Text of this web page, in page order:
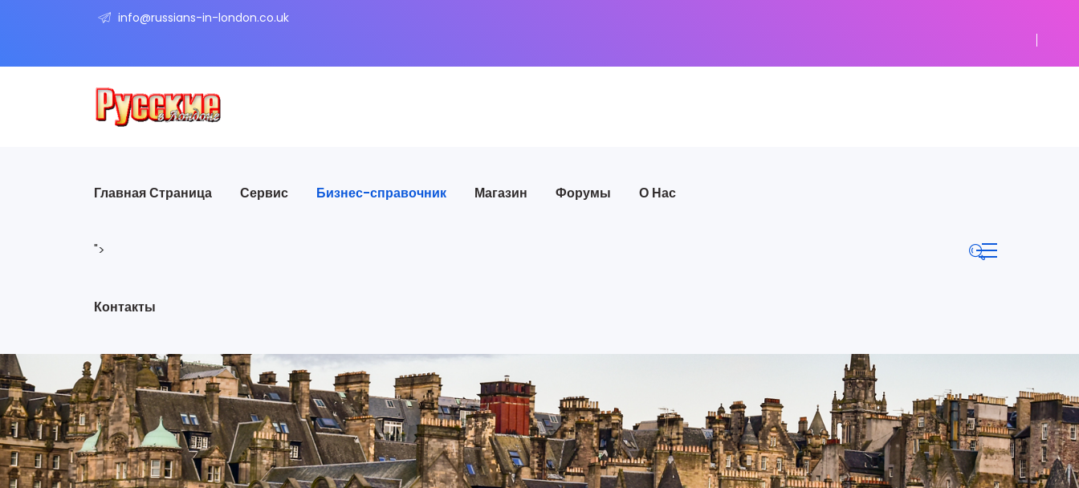
info@russians-in-london.co.uk
Главная Страница Сервис Бизнес-справочник Магазин Форумы О Нас
">
Контакты